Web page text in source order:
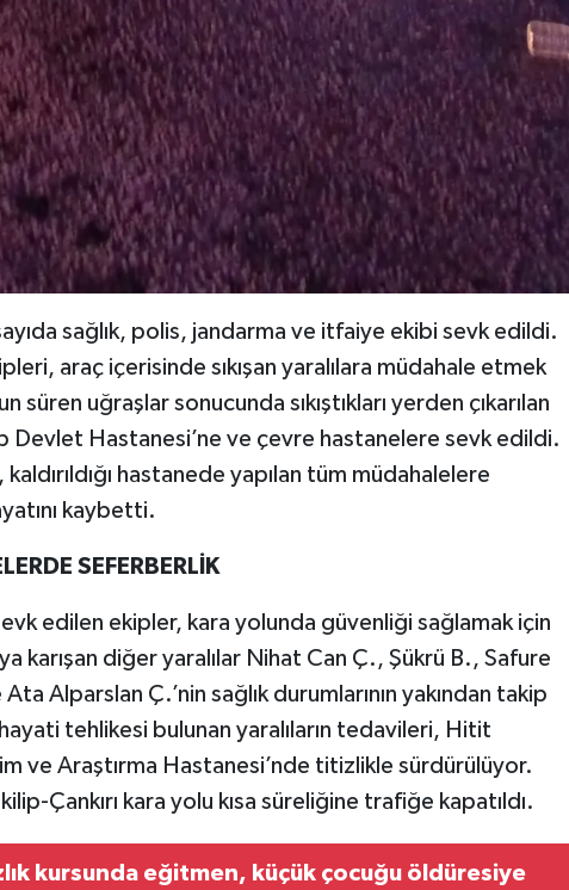
sağlık, polis, jandarma ve itfaiye ekibi sevk edildi.
araç içerisinde sıkışan yaralılara müdahale etmek
süren uğraşlar sonucunda sıkıştıkları yerden çıkarılan
Devlet Hastanesi’ne ve çevre hastanelere sevk edildi.
hastanede yapılan tüm müdahalelere
kaybetti.
SEFERBERLİK
edilen ekipler, kara yolunda güvenliği sağlamak için
karışan diğer yaralılar Nihat Can Ç., Şükrü B., Safure
Alparslan Ç.’nin sağlık durumlarının yakından takip
tehlikesi bulunan yaralıların tedavileri, Hitit
ve Araştırma Hastanesi’nde titizlikle sürdürülüyor.
Çankırı kara yolu kısa süreliğine trafiğe kapatıldı.
kursunda eğitmen, küçük çocuğu öldüresiye